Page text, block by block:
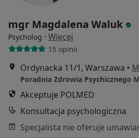
mgr Magdalena Waluk
Psycholog · Więcej
15 opinii
Ordynacka 11/1, Warszawa •
Poradnia Zdrowia Psychicznego
Akceptuje POLMED
Konsultacja psychologiczna